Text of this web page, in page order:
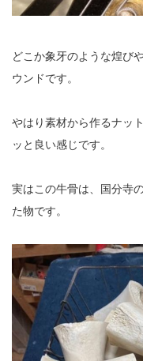
どこか象牙のような煌び
ウンドです。
やはり素材から作るナッ
ッと良い感じです。
実はこの牛骨は、国分寺
た物です。